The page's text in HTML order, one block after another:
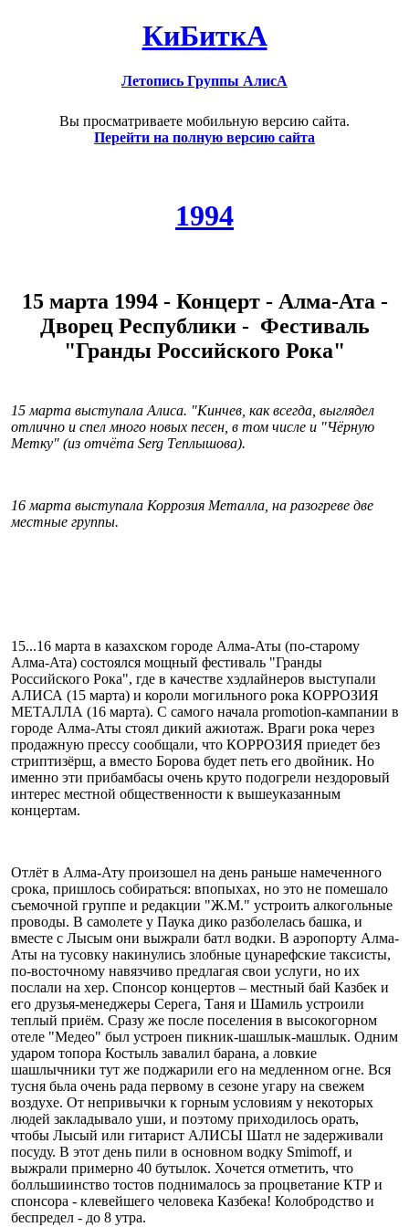
КиБиткА
Летопись Группы АлисА
Вы просматриваете мобильную версию сайта.
Перейти на полную версию сайта
1994
15 марта 1994 - Концерт - Алма-Ата -
Дворец Республики - Фестиваль
"Гранды Российского Рока"
15 марта выступала Алиса. "Кинчев, как всегда, выглядел
отлично и спел много новых песен, в том числе и "Чёрную
Метку" (из отчёта Serg Τеплышова).
16 марта выступала Коррозия Металла, на разогреве две
местные группы.
15...16 марта в казахском городе Алма-Аты (по-старому
Алма-Ата) состоялся мощный фестиваль "Гранды
Российского Рока", где в качестве хэдлайнеров выступали
АЛИСА (15 марта) и короли могильного рока КОРРОЗИЯ
МЕТАЛЛА (16 марта). С самого начала promotion-кампании в
городе Алма-Аты стоял дикий ажиотаж. Враги рока через
продажную прессу сообщали, что КОРРОЗИЯ приедет без
стриптизёрш, а вместо Борова будет петь его двойник. Но
именно эти прибамбасы очень круто подогрели нездоровый
интерес местной общественности к вышеуказанным
концертам.
Отлёт в Алма-Ату произошел на день раньше намеченного
срока, пришлось собираться: впопыхах, но это не помешало
съемочной группе и редакции "Ж.М." устроить алкогольные
проводы. В самолете у Паука дико разболелась башка, и
вместе с Лысым они выжрали батл водки. В аэропорту Алма-
Аты на тусовку накинулись злобные цунарефские таксисты,
по-восточному навязчиво предлагая свои услуги, но их
послали на хер. Спонсор концертов – местный бай Казбек и
его друзья-менеджеры Серега, Таня и Шамиль устроили
теплый приём. Сразу же после поселения в высокогорном
отеле "Медео" был устроен пикник-шашлык-машлык. Одним
ударом топора Костыль завалил барана, а ловкие
шашлычники тут же поджарили его на медленном огне. Вся
тусня бьла очень рада первому в сезоне угару на свежем
воздухе. От непривычки к горным условиям у некоторых
людей закладывало уши, и поэтому приходилось орать,
чтобы Лысый или гитарист АЛИСЫ Шатл не задерживали
посуду. В этот день пили в основном водку Smimoff, и
выжрали примерно 40 бутылок. Хочется отметить, что
болльшиинство тостов поднималось за процветание КТР и
спонсора - клевейшего человека Казбека! Колобродство и
беспредел - до 8 утра.